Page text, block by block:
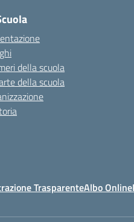
della scuola
della scuola
TrasparenteAlbo Online